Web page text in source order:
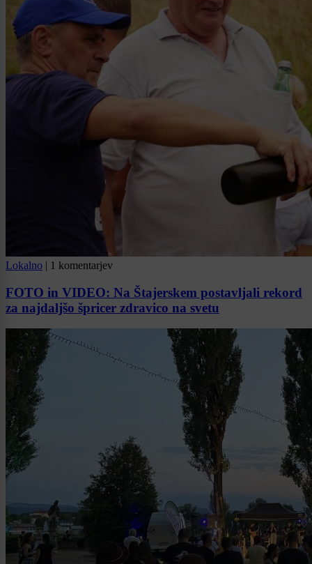
Lokalno | 1 komentarjev
FOTO in VIDEO: Na Štajerskem postavljali rekord
za najdaljšo špricer zdravico na svetu